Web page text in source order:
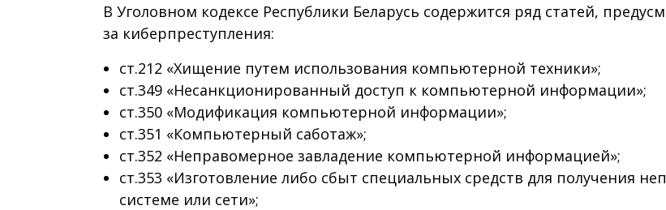
В Уголовном кодексе Республики Беларусь содержится ряд статей,
за киберпреступления:
ст.212 «Хищение путем использования компьютерной техники»;
ст.349 «Несанкционированный доступ к компьютерной информации»;
ст.350 «Модификация компьютерной информации»;
ст.351 «Компьютерный саботаж»;
ст.352 «Неправомерное завладение компьютерной информацией»;
ст.353 «Изготовление либо сбыт специальных средств для получения
системе или сети»;